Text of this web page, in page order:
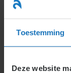
Toestemming
Deze website
naar
inhoud